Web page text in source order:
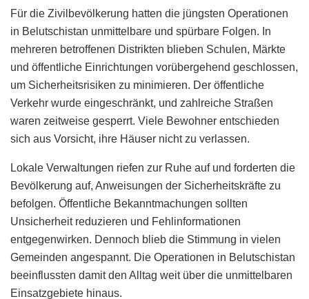
Für die Zivilbevölkerung hatten die jüngsten Operationen
in Belutschistan unmittelbare und spürbare Folgen. In
mehreren betroffenen Distrikten blieben Schulen, Märkte
und öffentliche Einrichtungen vorübergehend geschlossen,
um Sicherheitsrisiken zu minimieren. Der öffentliche
Verkehr wurde eingeschränkt, und zahlreiche Straßen
waren zeitweise gesperrt. Viele Bewohner entschieden
sich aus Vorsicht, ihre Häuser nicht zu verlassen.
Lokale Verwaltungen riefen zur Ruhe auf und forderten die
Bevölkerung auf, Anweisungen der Sicherheitskräfte zu
befolgen. Öffentliche Bekanntmachungen sollten
Unsicherheit reduzieren und Fehlinformationen
entgegenwirken. Dennoch blieb die Stimmung in vielen
Gemeinden angespannt. Die Operationen in Belutschistan
beeinflussten damit den Alltag weit über die unmittelbaren
Einsatzgebiete hinaus.